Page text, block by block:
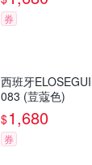
券
西班牙
083 (荳蔻色)
$1,680
券